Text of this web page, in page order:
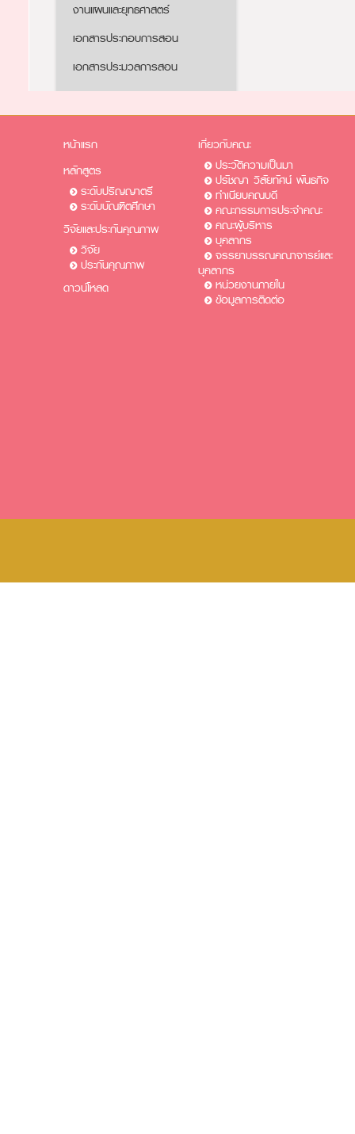
งานแผนและยุทธศาสตร์
เอกสารประกอบการสอน
เอกสารประมวลการสอน
หน้าแรก
หลักสูตร
ระดับปริญญาตรี
ระดับบัณฑิตศึกษา
วิจัยและประกันคุณภาพ
วิจัย
ประกันคุณภาพ
ดาวน์โหลด
เกี่ยวกับคณะ
ประวัติความเป็นมา
ปรัชญา วิสัยทัศน์ พันธกิจ
ทำเนียบคณบดี
คณะกรรมการประจำคณะ
คณะผู้บริหาร
บุคลากร
จรรยาบรรณคณาจารย์และ
บุคลากร
หน่วยงานภายใน
ข้อมูลการติดต่อ